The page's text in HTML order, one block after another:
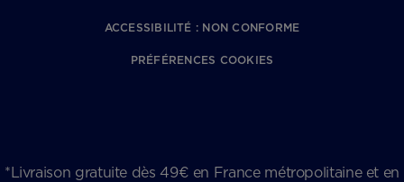
ACCESSIBILITÉ : NON CONFORME
PRÉFÉRENCES COOKIES
*Livraison gratuite dès 49€ en France métropolitaine et en